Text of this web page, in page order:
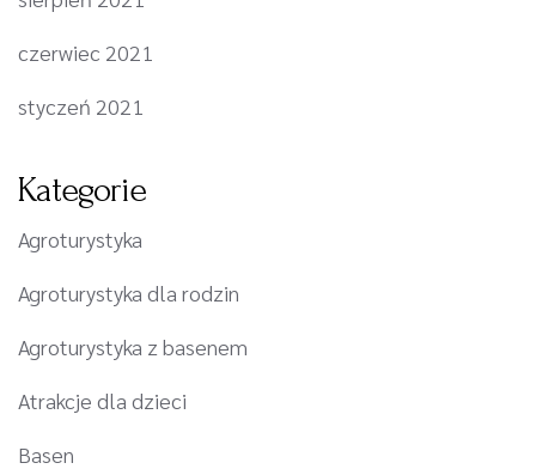
czerwiec 2021
styczeń 2021
Kategorie
Agroturystyka
Agroturystyka dla rodzin
Agroturystyka z basenem
Atrakcje dla dzieci
Basen